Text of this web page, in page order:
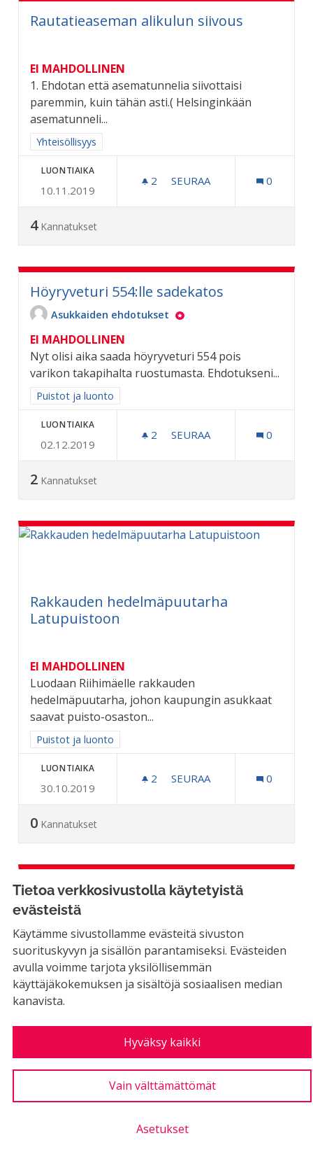
Tietoa verkkosivustolla käytetyistä
evästeistä
Käytämme sivustollamme evästeitä sivuston
suorituskyvyn ja sisällön parantamiseksi. Evästeiden
avulla voimme tarjota yksilöllisemmän
käyttäjäkokemuksen ja sisältöjä sosiaalisen median
kanavista.
Hyväksy kaikki
Vain välttämättömät
Asetukset
Rautatieaseman alikulun siivous
EI MAHDOLLINEN
1. Ehdotan että asematunnelia siivottaisi
paremmin, kuin tähän asti.( Helsinginkään
asematunneli...
Rajaa tulokset aihepiirin mukaan: Yhteisöllisyys
Yhteisöllisyys
LUONTIAIKA
10.11.2019
2 2 SEURAAJAA
SEURAA 0
4 Kannatukset
Höyryveturi 554:lle sadekatos
Asukkaiden ehdotukset
EI MAHDOLLINEN
Nyt olisi aika saada höyryveturi 554 pois
varikon takapihalta ruostumasta. Ehdotukseni...
Rajaa tulokset aihepiirin mukaan: Puistot ja luonto
Puistot ja luonto
LUONTIAIKA
02.12.2019
2 2 SEURAAJAA
SEURAA 0
2 Kannatukset
Rakkauden hedelmäpuutarha
Latupuistoon
EI MAHDOLLINEN
Luodaan Riihimäelle rakkauden
hedelmäpuutarha, johon kaupungin asukkaat
saavat puisto-osaston...
Rajaa tulokset aihepiirin mukaan: Puistot ja luonto
Puistot ja luonto
LUONTIAIKA
30.10.2019
2 2 SEURAAJAA
SEURAA 0
0 Kannatukset
Erkyläntien säästökohde
EI MAHDOLLINEN
Nyt on jo aika laittaa stoppi Erkyläntien
suunnitelmille, jo yksistään säästösyistä.
Yksikään muu...
05.11.2019
2 2 SEURAAJAA
SEURAA
ERKYLÄNTIEN